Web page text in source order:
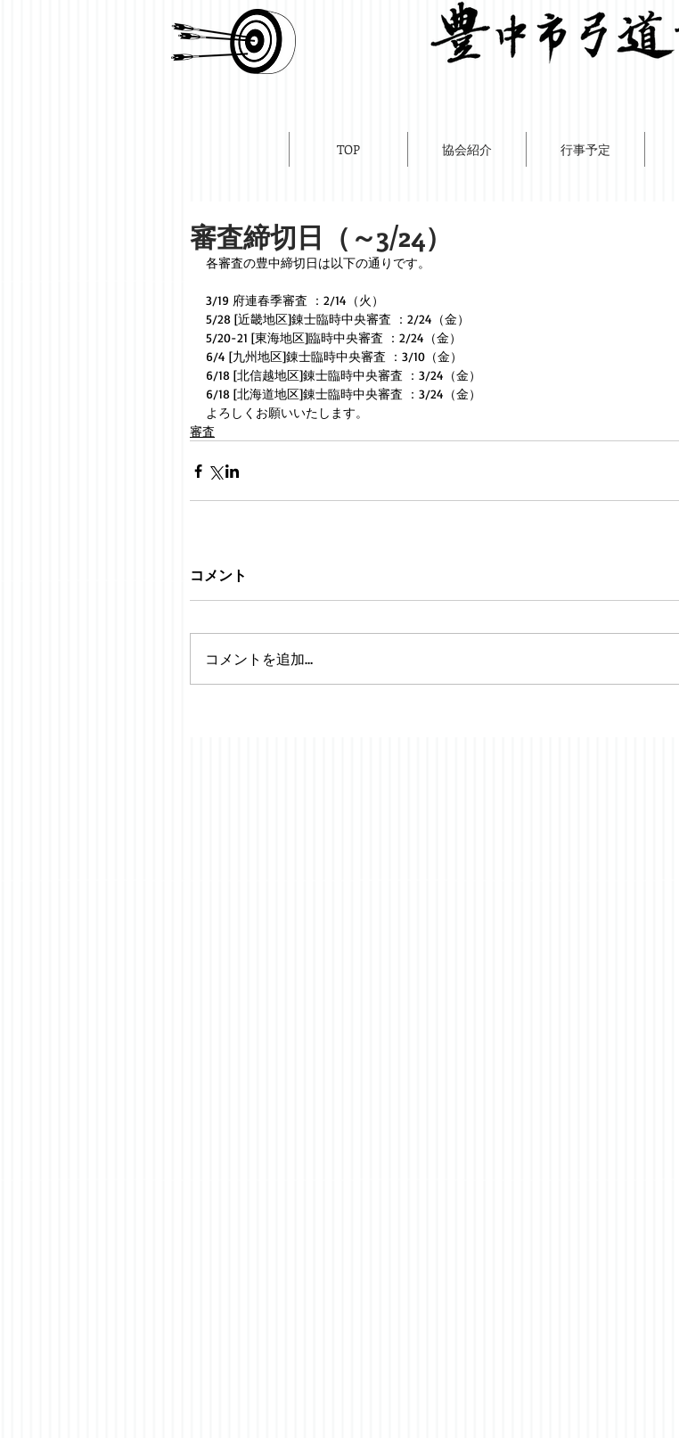
TOP 協会紹介 行事予定
審査締切日（～3/24）
各審査の豊中締切日は以下の通りです。
3/19 府連春季審査 ：2/14（火）
5/28 [近畿地区]錬士臨時中央審査 ：2/24（金）
5/20-21 [東海地区]臨時中央審査 ：2/24（金）
6/4 [九州地区]錬士臨時中央審査 ：3/10（金）
6/18 [北信越地区]錬士臨時中央審査 ：3/24（金）
6/18 [北海道地区]錬士臨時中央審査 ：3/24（金）
よろしくお願いいたします。
審査
コメント
コメントを追加…